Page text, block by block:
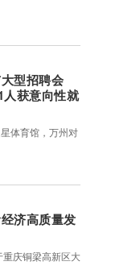
型招聘会
获意向性就
体育馆，万州对
济高质量发
庆铜梁高新区大